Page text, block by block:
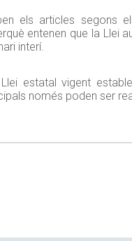
els articles segons
entenen que la
interí.
estatal vigent
només poden ser